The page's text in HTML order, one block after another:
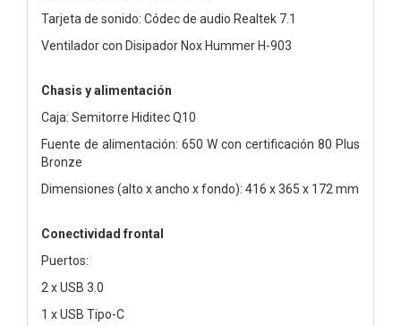
Tarjeta de sonido: Códec de audio Realtek 7.1
Ventilador con Disipador Nox Hummer H-903
Chasis y alimentación
Caja: Semitorre Hiditec Q10
Fuente de alimentación: 650 W con certificación 80 Plus
Bronze
Dimensiones (alto x ancho x fondo): 416 x 365 x 172 mm
Conectividad frontal
Puertos:
2 x USB 3.0
1 x USB Tipo-C